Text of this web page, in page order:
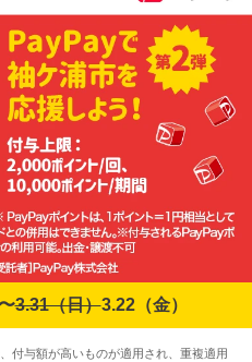
3.31（日）3.22（金）
付与額が高いものが適用され、重複適用